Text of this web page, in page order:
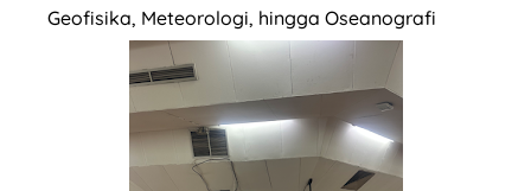
Geofisika, Meteorologi, hingga Oseanografi